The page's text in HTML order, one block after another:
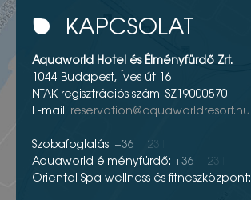
KAPCSOLAT
Aquaworld Hotel és Élményfürdő Zrt.
1044 Budapest, Íves út 16.
NTAK regisztrációs szám: SZ19000570
E-mail: reservation@aquaworldresort.hu
Szobafoglalás: +36 1 2313 600
Aquaworld élményfürdő: +36 1 2313 760
Oriental Spa wellness és fitneszközpont: